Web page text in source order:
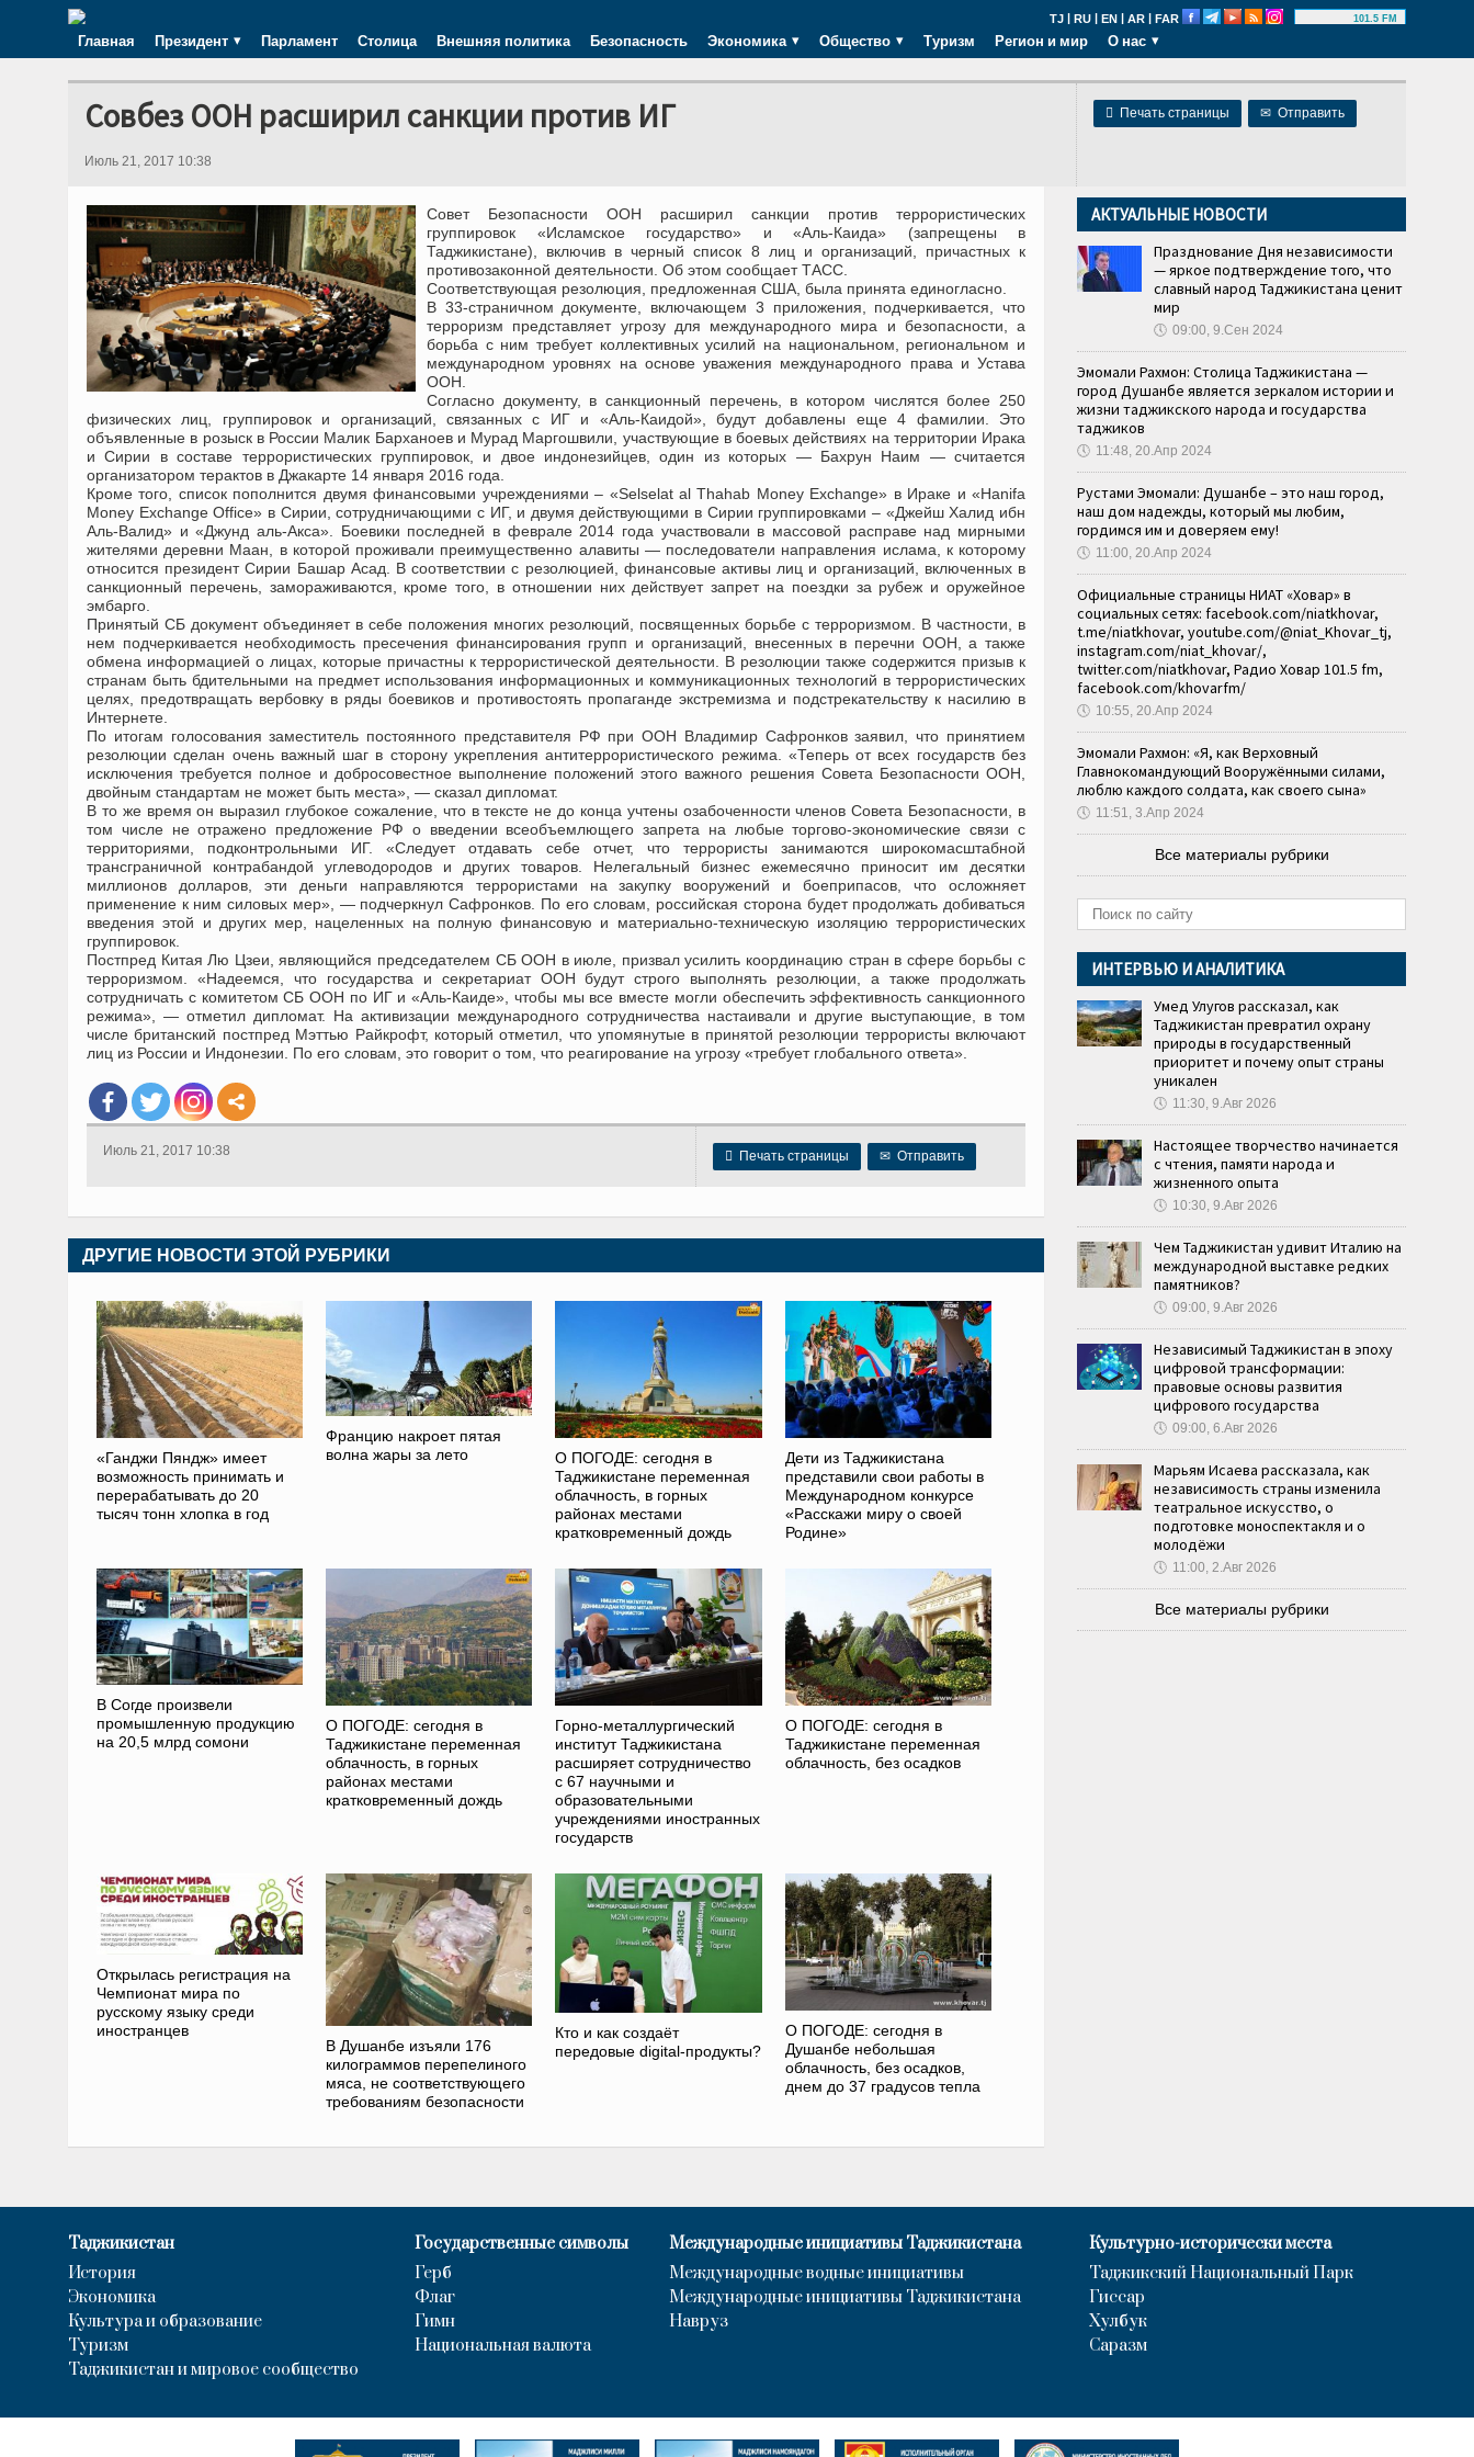
TJ | RU | EN | AR | FAR 101.5 FM
Главная Президент Парламент Столица Внешняя политика Безопасность Экономика Общество Туризм Регион и мир О нас
 Печать страницы ✉ Отправить
Совбез ООН расширил санкции против ИГ
Июль 21, 2017 10:38
Совет Безопасности ООН расширил санкции против террористических
группировок «Исламское государство» и «Аль-Каида» (запрещены в
Таджикистане), включив в черный список 8 лиц и организаций, причастных к
противозаконной деятельности. Об этом сообщает ТАСС.
Соответствующая резолюция, предложенная США, была принята единогласно.
В 33-страничном документе, включающем 3 приложения, подчеркивается, что
терроризм представляет угрозу для международного мира и безопасности, а
борьба с ним требует коллективных усилий на национальном, региональном и
международном уровнях на основе уважения международного права и Устава
ООН.
Согласно документу, в санкционный перечень, в котором числятся более 250
физических лиц, группировок и организаций, связанных с ИГ и «Аль-Каидой», будут добавлены еще 4 фамилии. Это
объявленные в розыск в России Малик Барханоев и Мурад Маргошвили, участвующие в боевых действиях на территории Ирака
и Сирии в составе террористических группировок, и двое индонезийцев, один из которых — Бахрун Наим — считается
организатором терактов в Джакарте 14 января 2016 года.
Кроме того, список пополнится двумя финансовыми учреждениями – «Selselat al Thahab Money Exchange» в Ираке и «Hanifa
Money Exchange Office» в Сирии, сотрудничающими с ИГ, и двумя действующими в Сирии группировками – «Джейш Халид ибн
Аль-Валид» и «Джунд аль-Акса». Боевики последней в феврале 2014 года участвовали в массовой расправе над мирными
жителями деревни Маан, в которой проживали преимущественно алавиты — последователи направления ислама, к которому
относится президент Сирии Башар Асад. В соответствии с резолюцией, финансовые активы лиц и организаций, включенных в
санкционный перечень, замораживаются, кроме того, в отношении них действует запрет на поездки за рубеж и оружейное
эмбарго.
Принятый СБ документ объединяет в себе положения многих резолюций, посвященных борьбе с терроризмом. В частности, в
нем подчеркивается необходимость пресечения финансирования групп и организаций, внесенных в перечни ООН, а также
обмена информацией о лицах, которые причастны к террористической деятельности. В резолюции также содержится призыв к
странам быть бдительными на предмет использования информационных и коммуникационных технологий в террористических
целях, предотвращать вербовку в ряды боевиков и противостоять пропаганде экстремизма и подстрекательству к насилию в
Интернете.
По итогам голосования заместитель постоянного представителя РФ при ООН Владимир Сафронков заявил, что принятием
резолюции сделан очень важный шаг в сторону укрепления антитеррористического режима. «Теперь от всех государств без
исключения требуется полное и добросовестное выполнение положений этого важного решения Совета Безопасности ООН,
двойным стандартам не может быть места», — сказал дипломат.
В то же время он выразил глубокое сожаление, что в тексте не до конца учтены озабоченности членов Совета Безопасности, в
том числе не отражено предложение РФ о введении всеобъемлющего запрета на любые торгово-экономические связи с
территориями, подконтрольными ИГ. «Следует отдавать себе отчет, что террористы занимаются широкомасштабной
трансграничной контрабандой углеводородов и других товаров. Нелегальный бизнес ежемесячно приносит им десятки
миллионов долларов, эти деньги направляются террористами на закупку вооружений и боеприпасов, что осложняет
применение к ним силовых мер», — подчеркнул Сафронков. По его словам, российская сторона будет продолжать добиваться
введения этой и других мер, нацеленных на полную финансовую и материально-техническую изоляцию террористических
группировок.
Постпред Китая Лю Цзеи, являющийся председателем СБ ООН в июле, призвал усилить координацию стран в сфере борьбы с
терроризмом. «Надеемся, что государства и секретариат ООН будут строго выполнять резолюции, а также продолжать
сотрудничать с комитетом СБ ООН по ИГ и «Аль-Каиде», чтобы мы все вместе могли обеспечить эффективность санкционного
режима», — отметил дипломат. На активизации международного сотрудничества настаивали и другие выступающие, в том
числе британский постпред Мэттью Райкрофт, который отметил, что упомянутые в принятой резолюции террористы включают
лиц из России и Индонезии. По его словам, это говорит о том, что реагирование на угрозу «требует глобального ответа».
 Печать страницы ✉ Отправить
Июль 21, 2017 10:38
ДРУГИЕ НОВОСТИ ЭТОЙ РУБРИКИ
«Ганджи Пяндж» имеет
возможность принимать и
перерабатывать до 20
тысяч тонн хлопка в год
Францию накроет пятая
волна жары за лето
О ПОГОДЕ: сегодня в
Таджикистане переменная
облачность, в горных
районах местами
кратковременный дождь
Дети из Таджикистана
представили свои работы в
Международном конкурсе
«Расскажи миру о своей
Родине»
В Согде произвели
промышленную продукцию
на 20,5 млрд сомони
О ПОГОДЕ: сегодня в
Таджикистане переменная
облачность, в горных
районах местами
кратковременный дождь
Горно-металлургический
институт Таджикистана
расширяет сотрудничество
с 67 научными и
образовательными
учреждениями иностранных
государств
О ПОГОДЕ: сегодня в
Таджикистане переменная
облачность, без осадков
Открылась регистрация на
Чемпионат мира по
русскому языку среди
иностранцев
В Душанбе изъяли 176
килограммов перепелиного
мяса, не соответствующего
требованиям безопасности
Кто и как создаёт
передовые digital-продукты?
О ПОГОДЕ: сегодня в
Душанбе небольшая
облачность, без осадков,
днем до 37 градусов тепла
АКТУАЛЬНЫЕ НОВОСТИ
Празднование Дня независимости
— яркое подтверждение того, что
славный народ Таджикистана ценит
мир
🕔 09:00, 9.Сен 2024
Эмомали Рахмон: Столица Таджикистана —
город Душанбе является зеркалом истории и
жизни таджикского народа и государства
таджиков
🕔 11:48, 20.Апр 2024
Рустами Эмомали: Душанбе – это наш город,
наш дом надежды, который мы любим,
гордимся им и доверяем ему!
🕔 11:00, 20.Апр 2024
Официальные страницы НИАТ «Ховар» в
социальных сетях: facebook.com/niatkhovar,
t.me/niatkhovar, youtube.com/@niat_Khovar_tj,
instagram.com/niat_khovar/,
twitter.com/niatkhovar, Радио Ховар 101.5 fm,
facebook.com/khovarfm/
🕔 10:55, 20.Апр 2024
Эмомали Рахмон: «Я, как Верховный
Главнокомандующий Вооружёнными силами,
люблю каждого солдата, как своего сына»
🕔 11:51, 3.Апр 2024
Все материалы рубрики
ИНТЕРВЬЮ И АНАЛИТИКА
Умед Улугов рассказал, как
Таджикистан превратил охрану
природы в государственный
приоритет и почему опыт страны
уникален
🕔 11:30, 9.Авг 2026
Настоящее творчество начинается
с чтения, памяти народа и
жизненного опыта
🕔 10:30, 9.Авг 2026
Чем Таджикистан удивит Италию на
международной выставке редких
памятников?
🕔 09:00, 9.Авг 2026
Независимый Таджикистан в эпоху
цифровой трансформации:
правовые основы развития
цифрового государства
🕔 09:00, 6.Авг 2026
Марьям Исаева рассказала, как
независимость страны изменила
театральное искусство, о
подготовке моноспектакля и о
молодёжи
🕔 11:00, 2.Авг 2026
Все материалы рубрики
Таджикистан
История
Экономика
Культура и образование
Туризм
Таджикистан и мировое сообщество
Государственные символы
Герб
Флаг
Гимн
Национальная валюта
Международные инициативы Таджикистана
Международные водные инициативы
Международные инициативы Таджикистана
Навруз
Культурно-исторически места
Таджикский Национальный Парк
Гиссар
Хулбук
Саразм